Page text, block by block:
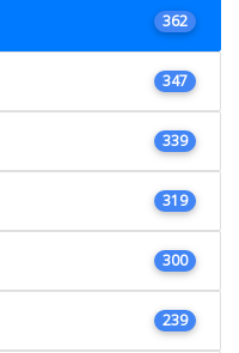
362
347
339
319
300
239